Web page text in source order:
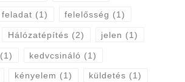
feladat (1) felelősség (1)
Hálózatépítés (2) jelen (1)
(1) kedvcsináló (1)
kényelem (1) küldetés (1)